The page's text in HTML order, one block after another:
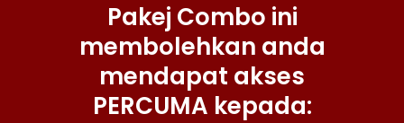
Pakej Combo ini
membolehkan anda
mendapat akses
PERCUMA kepada: